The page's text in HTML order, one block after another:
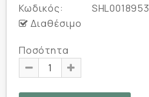
Κωδικός:
SHL0018953
Διαθέσιμο
Ποσότητα